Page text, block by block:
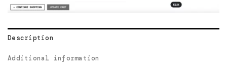
Description
Additional information